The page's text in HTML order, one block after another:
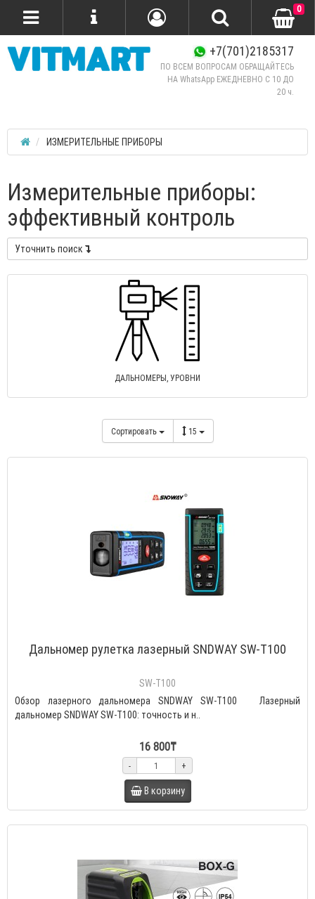
+7(701)2185317
ПО ВСЕМ ВОПРОСАМ ОБРАЩАЙТЕСЬ
НА WhatsApp ЕЖЕДНЕВНО C 10 ДО
20 ч.
0
ИЗМЕРИТЕЛЬНЫЕ ПРИБОРЫ
Измерительные приборы:
эффективный контроль
Уточнить поиск
ДАЛЬНОМЕРЫ, УРОВНИ
Сортировать 15
Дальномер рулетка лазерный SNDWAY SW-T100
SW-T100
Обзор лазерного дальномера SNDWAY SW-T100 Лазерный
дальномер SNDWAY SW-T100: точность и н..
16 800₸
- +
В корзину